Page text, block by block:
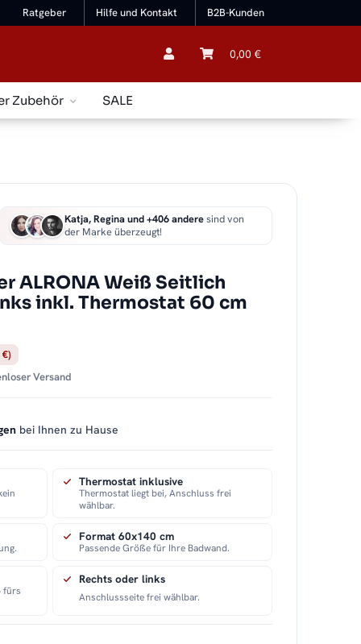
Ratgeber Hilfe und Kontakt B2B-Kunden
0,00 €
Zubehör SALE
Katja, Regina und +406 anderesind von
der Marke überzeugt!
ALRONA Weiß Seitlich
inkl. Thermostat 60 cm
Versand
bei Ihnen zu Hause
Thermostat inklusive
Thermostat liegt bei, Anschluss frei
wählbar.
Format 60x140 cm
Passende Größe für Ihre Badwand.
fürs
Rechts oder links
Anschlussseite frei wählbar.